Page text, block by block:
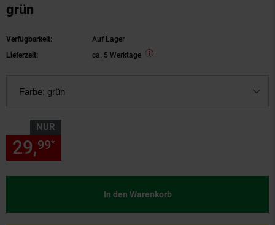
grün
Verfügbarkeit:
Auf Lager
Lieferzeit:
ca. 5 Werktage
Farbe: grün
NUR
29,99*
In den Warenkorb